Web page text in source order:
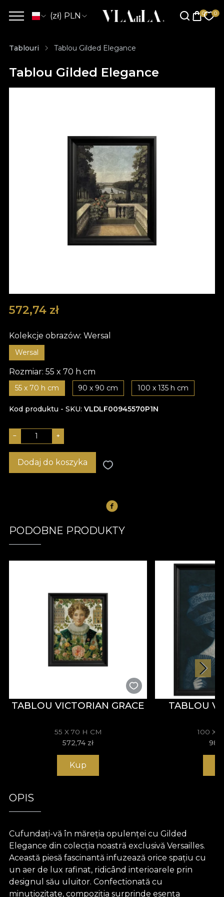
(zł) PLN
Tablouri Tablou Gilded Elegance
Tablou Gilded Elegance
572,74 zł
Kolekcje obrazów: Wersal
Wersal
Rozmiar: 55 x 70 h cm
55 x 70 h cm 90 x 90 cm 100 x 135 h cm
Kod produktu - SKU VLDLF00945570P1N
− +
Dodaj do koszyka
PODOBNE PRODUKTY
TABLOU VICTORIAN GRACE
55 X 70 H CM
572,74 zł
Kup
TABLOU
100 X
OPIS
Cufundați-vă în măreția opulenței cu Gilded
Elegance din colecția noastră exclusivă Versailles.
Această piesă fascinantă infuzează orice spațiu cu
un aer de lux rafinat, ridicând interioarele prin
designul său uluitor. Confectionată cu
minuțiozitate, compoziția surprinde esența